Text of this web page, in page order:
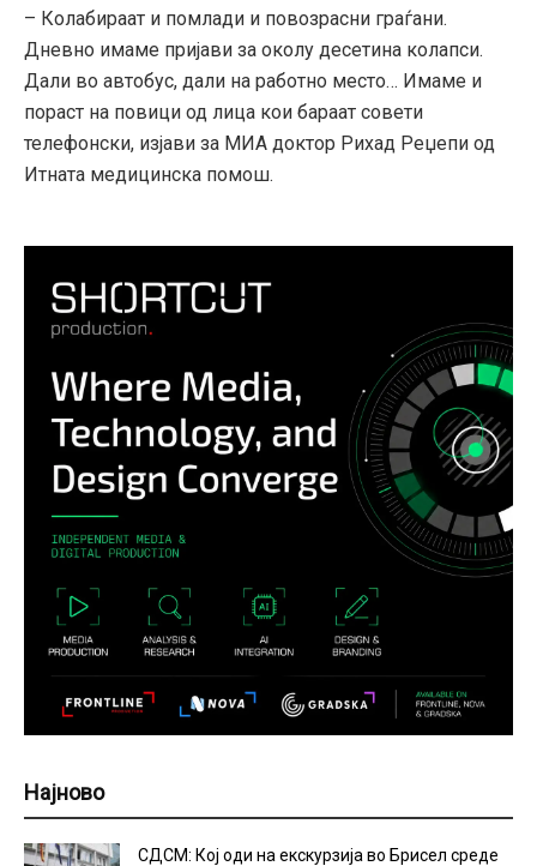
– Колабираат и помлади и повозрасни граѓани.
Дневно имаме пријави за околу десетина колапси.
Дали во автобус, дали на работно место… Имаме и
пораст на повици од лица кои бараат совети
телефонски, изјави за МИА доктор Рихад Реџепи од
Итната медицинска помош.
Најново
СДСМ: Кој оди на екскурзија во Брисел среде